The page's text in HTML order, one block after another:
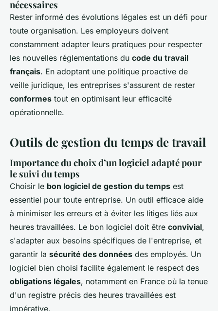
nécessaires
Rester informé des évolutions légales est un défi pour
toute organisation. Les employeurs doivent
constamment adapter leurs pratiques pour respecter
les nouvelles réglementations du code du travail
français. En adoptant une politique proactive de
veille juridique, les entreprises s'assurent de rester
conformes tout en optimisant leur efficacité
opérationnelle.
Outils de gestion du temps de travail
Importance du choix d’un logiciel adapté pour
le suivi du temps
Choisir le bon logiciel de gestion du temps est
essentiel pour toute entreprise. Un outil efficace aide
à minimiser les erreurs et à éviter les litiges liés aux
heures travaillées. Le bon logiciel doit être convivial,
s'adapter aux besoins spécifiques de l'entreprise, et
garantir la sécurité des données des employés. Un
logiciel bien choisi facilite également le respect des
obligations légales, notamment en France où la tenue
d'un registre précis des heures travaillées est
impérative.